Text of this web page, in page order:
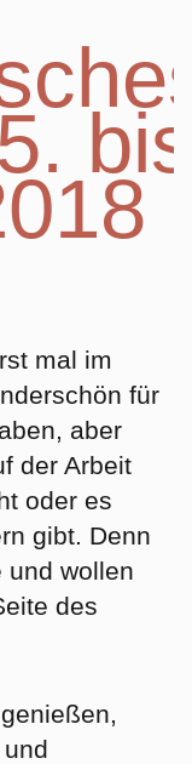
bis
mal im
für
aber
der Arbeit
oder es
gibt. Denn
und wollen
des